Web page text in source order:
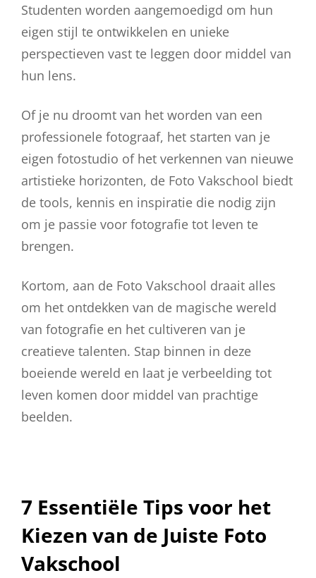
Studenten worden aangemoedigd om hun
eigen stijl te ontwikkelen en unieke
perspectieven vast te leggen door middel van
hun lens.
Of je nu droomt van het worden van een
professionele fotograaf, het starten van je
eigen fotostudio of het verkennen van nieuwe
artistieke horizonten, de Foto Vakschool biedt
de tools, kennis en inspiratie die nodig zijn
om je passie voor fotografie tot leven te
brengen.
Kortom, aan de Foto Vakschool draait alles
om het ontdekken van de magische wereld
van fotografie en het cultiveren van je
creatieve talenten. Stap binnen in deze
boeiende wereld en laat je verbeelding tot
leven komen door middel van prachtige
beelden.
7 Essentiële Tips voor het
Kiezen van de Juiste Foto
Vakschool